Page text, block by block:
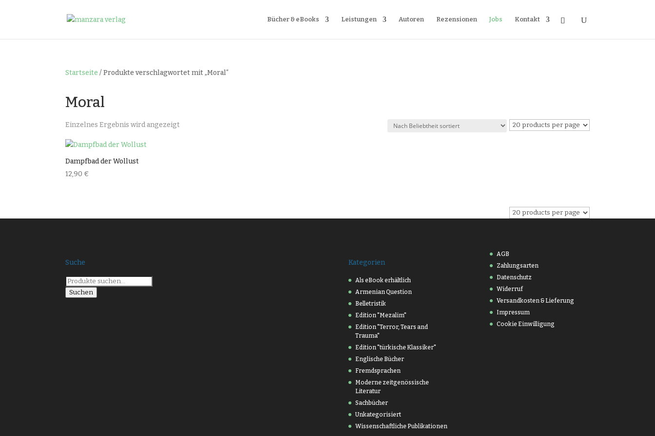
Bücher & eBooks Leistungen Autoren Rezensionen Jobs Kontakt
Startseite / Produkte verschlagwortet mit „Moral“
Moral
Einzelnes Ergebnis wird angezeigt
Dampfbad der Wollust
12,90 €
Suche
Suche
nach:
Suchen
Kategorien
Als eBook erhältlich
Armenian Question
Belletristik
Edition "Mezalim"
Edition "Terror, Tears and
Trauma"
Edition "türkische Klassiker"
Englische Bücher
Fremdsprachen
Moderne zeitgenössische
Literatur
Sachbücher
Unkategorisiert
Wissenschaftliche Publikationen
AGB
Zahlungsarten
Datenschutz
Widerruf
Versandkosten & Lieferung
Impressum
Cookie Einwilligung